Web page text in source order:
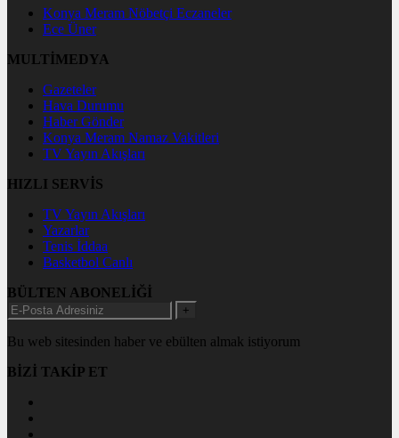
Konya Meram Nöbetçi Eczaneler
Ece Üner
MULTİMEDYA
Gazeteler
Hava Durumu
Haber Gönder
Konya Meram Namaz Vakitleri
TV Yayın Akışları
HIZLI SERVİS
TV Yayın Akışları
Yazarlar
Tenis İddaa
Basketbol Canlı
BÜLTEN ABONELİĞİ
+
Bu web sitesinden haber ve ebülten almak istiyorum
BİZİ TAKİP ET